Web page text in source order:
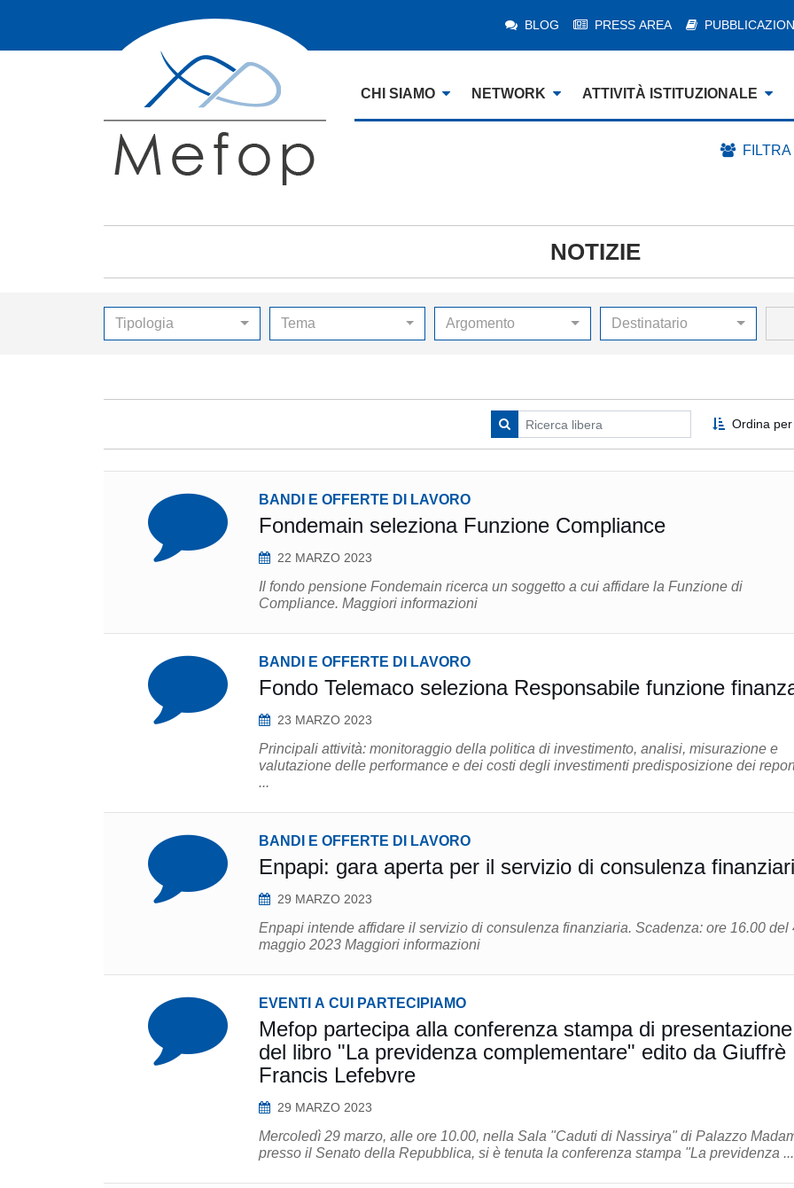
BLOG PRESS AREA
CHI SIAMO NETWORK ATTIVITÀ ISTITUZIONALE
NOTIZIE
Tipologia Tema Argomento Destinatario
Ordina
BANDI E OFFERTE DI LAVORO
Fondemain seleziona Funzione Compliance
22 MARZO 2023
Il fondo pensione Fondemain ricerca un soggetto a cui affidare la Funzione di
Compliance. Maggiori informazioni
BANDI E OFFERTE DI LAVORO
Fondo Telemaco seleziona Responsabile funzione
23 MARZO 2023
Principali attività: monitoraggio della politica di investimento, analisi, misurazione e
valutazione delle performance e dei costi degli investimenti predisposizione dei reporting
...
BANDI E OFFERTE DI LAVORO
Enpapi: gara aperta per il servizio di consulenza
29 MARZO 2023
Enpapi intende affidare il servizio di consulenza finanziaria. Scadenza: ore 16.00 del 4
maggio 2023 Maggiori informazioni
EVENTI A CUI PARTECIPIAMO
Mefop partecipa alla conferenza stampa di presentazione
del libro "La previdenza complementare" edito da Giuffrè
Francis Lefebvre
29 MARZO 2023
Mercoledì 29 marzo, alle ore 10.00, nella Sala "Caduti di Nassirya" di Palazzo
presso il Senato della Repubblica, si è tenuta la conferenza stampa "La previdenza ...